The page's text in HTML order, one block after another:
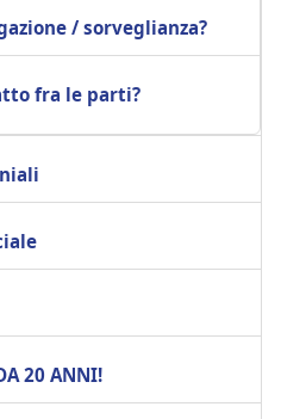
/ sorveglianza?
fra le parti?
20 ANNI!